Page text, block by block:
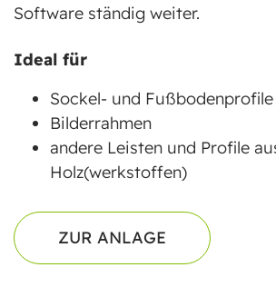
Software ständig weiter.
Ideal für
Sockel- und Fußbodenprofile
Bilderrahmen
andere Leisten und Profile
Holz(werkstoffen)
ZUR ANLAGE